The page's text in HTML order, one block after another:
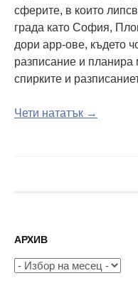
сферите, в които
града като София,
дори app-ове, където
разписание и
спирките и
Чети нататък →
АРХИВ
Архив